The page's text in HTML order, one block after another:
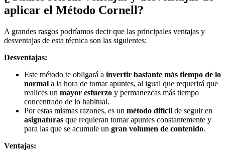
aplicar el Método Cornell?
A grandes rasgos podríamos decir que las principales ventajas y
desventajas de esta técnica son las siguientes:
Desventajas:
Este método te obligará a invertir bastante más tiempo de lo
normal a la hora de tomar apuntes, al igual que requerirá que
realices un mayor esfuerzo y permanezcas más tiempo
concentrado de lo habitual.
Por estas mismas razones, es un método difícil de seguir en
asignaturas que requieran tomar apuntes constantemente y
para las que se acumule un gran volumen de contenido.
Ventajas: